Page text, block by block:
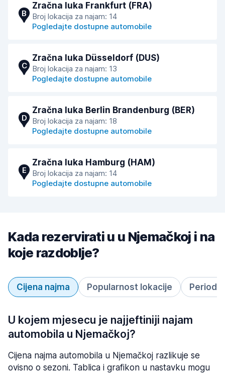
B
Zračna luka Frankfurt (FRA)
Broj lokacija za najam: 14
Pogledajte dostupne automobile
C
Zračna luka Düsseldorf (DUS)
Broj lokacija za najam: 13
Pogledajte dostupne automobile
D
Zračna luka Berlin Brandenburg (BER)
Broj lokacija za najam: 18
Pogledajte dostupne automobile
E
Zračna luka Hamburg (HAM)
Broj lokacija za najam: 14
Pogledajte dostupne automobile
Kada rezervirati u u Njemačkoj i na
koje razdoblje?
Cijena najma Popularnost lokacije Period
U kojem mjesecu je najjeftiniji najam
automobila u Njemačkoj?
Cijena najma automobila u Njemačkoj razlikuje se
ovisno o sezoni. Tablica i grafikon u nastavku mogu